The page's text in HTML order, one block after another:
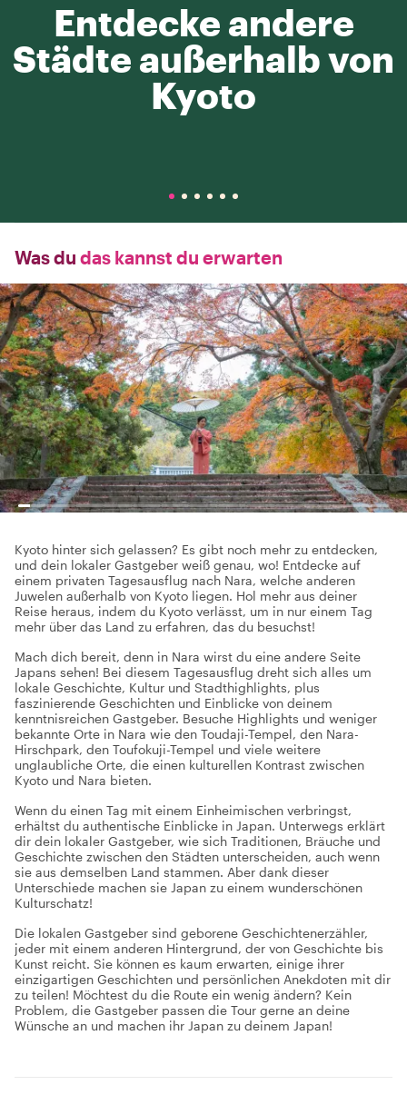
Entdecke andere
Städte außerhalb von
Kyoto
Was du das kannst du erwarten
Kyoto hinter sich gelassen? Es gibt noch mehr zu entdecken,
und dein lokaler Gastgeber weiß genau, wo! Entdecke auf
einem privaten Tagesausflug nach Nara, welche anderen
Juwelen außerhalb von Kyoto liegen. Hol mehr aus deiner
Reise heraus, indem du Kyoto verlässt, um in nur einem Tag
mehr über das Land zu erfahren, das du besuchst!
Mach dich bereit, denn in Nara wirst du eine andere Seite
Japans sehen! Bei diesem Tagesausflug dreht sich alles um
lokale Geschichte, Kultur und Stadthighlights, plus
faszinierende Geschichten und Einblicke von deinem
kenntnisreichen Gastgeber. Besuche Highlights und weniger
bekannte Orte in Nara wie den Toudaji-Tempel, den Nara-
Hirschpark, den Toufokuji-Tempel und viele weitere
unglaubliche Orte, die einen kulturellen Kontrast zwischen
Kyoto und Nara bieten.
Wenn du einen Tag mit einem Einheimischen verbringst,
erhältst du authentische Einblicke in Japan. Unterwegs erklärt
dir dein lokaler Gastgeber, wie sich Traditionen, Bräuche und
Geschichte zwischen den Städten unterscheiden, auch wenn
sie aus demselben Land stammen. Aber dank dieser
Unterschiede machen sie Japan zu einem wunderschönen
Kulturschatz!
Die lokalen Gastgeber sind geborene Geschichtenerzähler,
jeder mit einem anderen Hintergrund, der von Geschichte bis
Kunst reicht. Sie können es kaum erwarten, einige ihrer
einzigartigen Geschichten und persönlichen Anekdoten mit dir
zu teilen! Möchtest du die Route ein wenig ändern? Kein
Problem, die Gastgeber passen die Tour gerne an deine
Wünsche an und machen ihr Japan zu deinem Japan!